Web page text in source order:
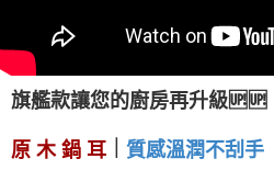
旗艦款讓您的廚房再升級🆙🆙
原 木 鍋 耳 質感溫潤不刮手